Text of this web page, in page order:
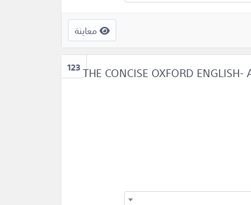
معاينة
123THE CONCISE OXFORD